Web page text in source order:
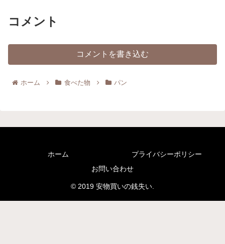
コメント
コメントを書き込む
ホーム 食べた物 パン
ホーム
プライバシーポリシー
お問い合わせ
© 2019 安物買いの銭失い.